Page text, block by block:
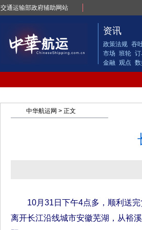
交通运输部政府辅助网站
资讯
政策法规 吞
市场 班轮
金融 观点
中华航运网 > 正文
10月31日下午4点多，顺利送完
离开长江沿线城市安徽芜湖，从裕